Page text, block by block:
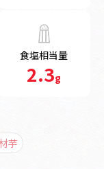
食塩相当量
2.3g
芋